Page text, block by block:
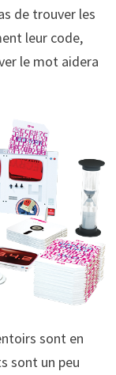
de trouver les
leur code,
le mot aidera
sont en
sont un peu